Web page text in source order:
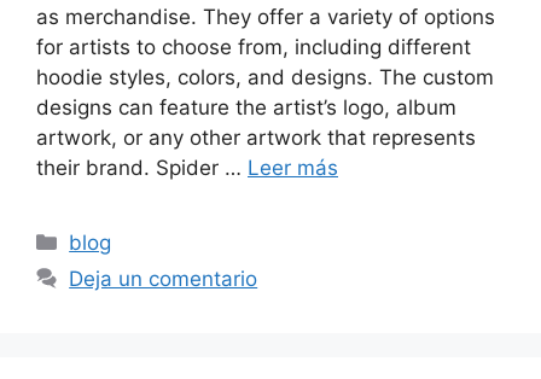
as merchandise. They offer a variety of options
for artists to choose from, including different
hoodie styles, colors, and designs. The custom
designs can feature the artist’s logo, album
artwork, or any other artwork that represents
their brand. Spider … Leer más
blog
Deja un comentario